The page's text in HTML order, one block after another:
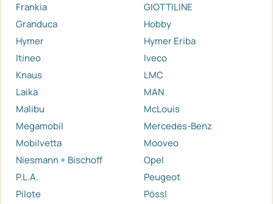
Frankia
GIOTTILINE
Granduca
Hobby
Hymer
Hymer Eriba
Itineo
Iveco
Knaus
LMC
Laika
MAN
Malibu
McLouis
Megamobil
Mercedes-Benz
Mobilvetta
Mooveo
Niesmann + Bischoff
Opel
P.L.A.
Peugeot
Pilote
Pössl